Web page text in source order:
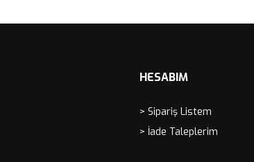
HESABIM
> Sipariş Listem
> İade Taleplerim